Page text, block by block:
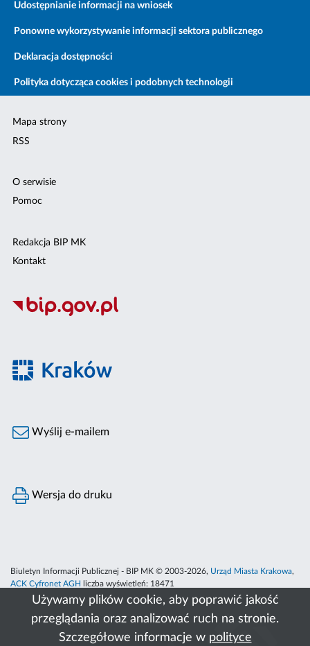
Używamy plików cookie, aby poprawić jakość
przeglądania oraz analizować ruch na stronie.
Szczegółowe informacje w polityce
Udostępnianie informacji na wniosek
Ponowne wykorzystywanie informacji sektora publicznego
Deklaracja dostępności
Polityka dotycząca cookies i podobnych technologii
Mapa strony
RSS
O serwisie
Pomoc
Redakcja BIP MK
Kontakt
Wyślij e-mailem
Wersja do druku
Biuletyn Informacji Publicznej - BIP MK © 2003-2026, Urząd Miasta Krakowa,
ACK Cyfronet AGH
liczba wyświetleń: 18471